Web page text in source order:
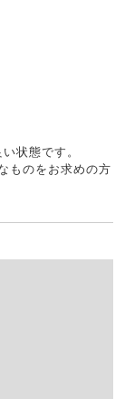
状態です。
ものをお求めの方